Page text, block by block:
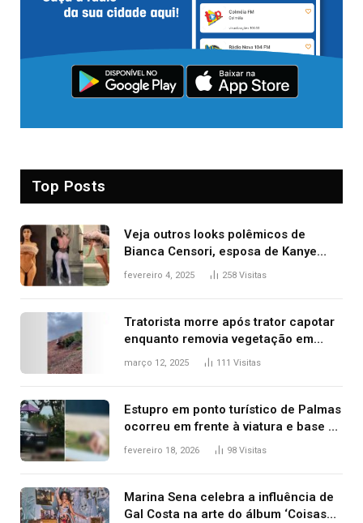
Top Posts
Veja outros looks polêmicos de
Bianca Censori, esposa de Kanye
West que apareceu nua no Grammy
fevereiro 4, 2025 258 Visitas
Tratorista morre após trator capotar
enquanto removia vegetação em
ribanceira de rodovia
março 12, 2025 111 Visitas
Estupro em ponto turístico de Palmas
ocorreu em frente à viatura e base de
segurança; polícia investiga
fevereiro 18, 2026 98 Visitas
Marina Sena celebra a influência de
Gal Costa na arte do álbum ‘Coisas